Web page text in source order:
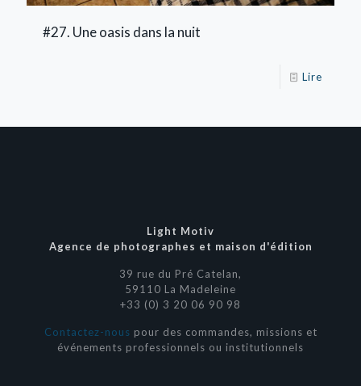
#27. Une oasis dans la nuit
Lire
Light Motiv
Agence de photographes et maison d'édition
39 rue du Pré Catelan,
59110 La Madeleine
+33 (0) 3 20 06 90 98
Contactez-nous pour des commandes, missions et
événements professionnels ou institutionnels